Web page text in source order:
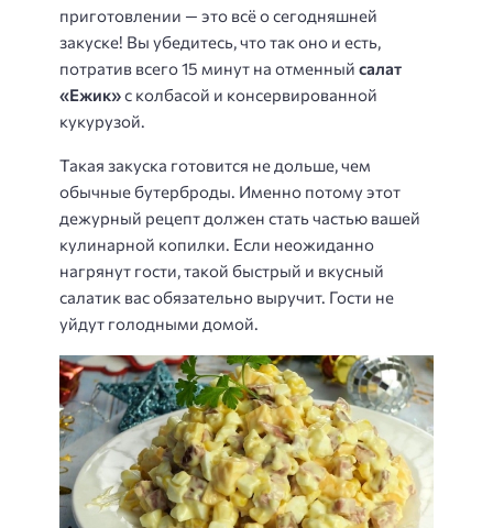
приготовлении — это всё о сегодняшней
закуске! Вы убедитесь, что так оно и есть,
потратив всего 15 минут на отменный салат
«Ежик»с колбасой и консервированной
кукурузой.
Такая закуска готовится не дольше, чем
обычные бутерброды. Именно потому этот
дежурный рецепт должен стать частью вашей
кулинарной копилки. Если неожиданно
нагрянут гости, такой быстрый и вкусный
салатик вас обязательно выручит. Гости не
уйдут голодными домой.